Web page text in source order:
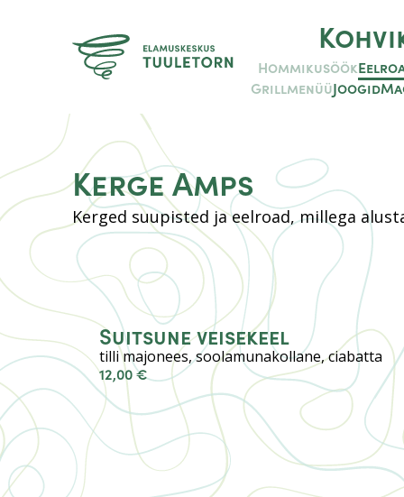
Hommikusöök
GrillmenüüJoogid
Kerge Amps
Kerged suupisted ja eelroad, millega
Suitsune veisekeel
tilli majonees, soolamunakollane, ciabatta
12,00 €